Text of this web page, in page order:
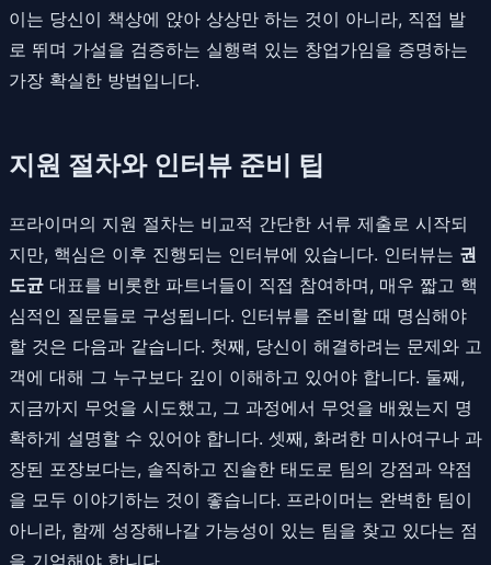
이는 당신이 책상에 앉아 상상만 하는 것이 아니라, 직접 발
로 뛰며 가설을 검증하는 실행력 있는 창업가임을 증명하는
가장 확실한 방법입니다.
지원 절차와 인터뷰 준비 팁
프라이머의 지원 절차는 비교적 간단한 서류 제출로 시작되
지만, 핵심은 이후 진행되는 인터뷰에 있습니다. 인터뷰는 권
도균 대표를 비롯한 파트너들이 직접 참여하며, 매우 짧고 핵
심적인 질문들로 구성됩니다. 인터뷰를 준비할 때 명심해야
할 것은 다음과 같습니다. 첫째, 당신이 해결하려는 문제와 고
객에 대해 그 누구보다 깊이 이해하고 있어야 합니다. 둘째,
지금까지 무엇을 시도했고, 그 과정에서 무엇을 배웠는지 명
확하게 설명할 수 있어야 합니다. 셋째, 화려한 미사여구나 과
장된 포장보다는, 솔직하고 진솔한 태도로 팀의 강점과 약점
을 모두 이야기하는 것이 좋습니다. 프라이머는 완벽한 팀이
아니라, 함께 성장해나갈 가능성이 있는 팀을 찾고 있다는 점
을 기억해야 합니다.